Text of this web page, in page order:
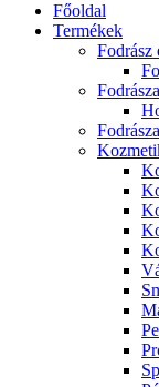
Főoldal
Termékek
Fodrász